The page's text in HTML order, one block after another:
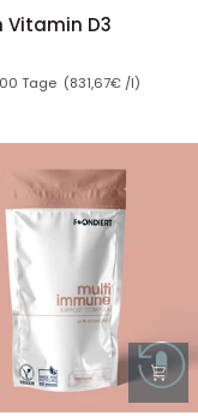
Vitamin D3
Tage (831,67€ /l)